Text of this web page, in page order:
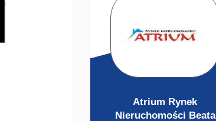
Atrium Rynek
Nieruchomości Beata